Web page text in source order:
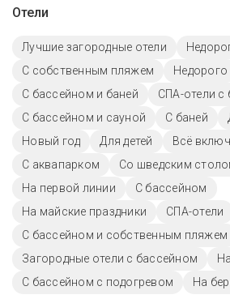
Отели
Лучшие загородные отели
С собственным пляжем
Недорого
С бассейном и баней
СПА-отели с
С бассейном и сауной
С баней
Новый год
Для детей
Всё
С аквапарком
Со шведским
На первой линии
C бассейном
На майские праздники
СПА-отели
С бассейном и собственным пляжем
Загородные отели с бассейном
С бассейном с подогревом
На